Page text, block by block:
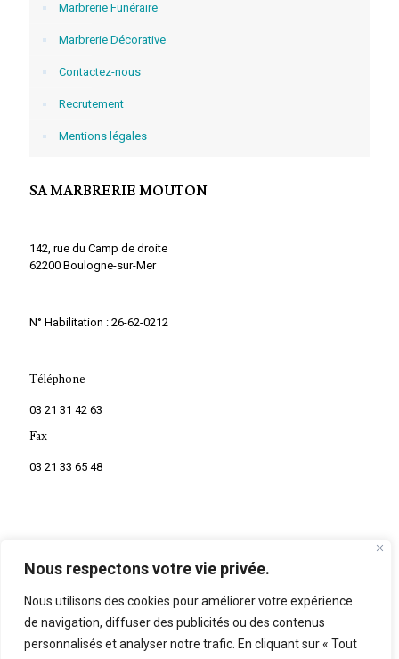
Nous respectons votre vie privée.
Nous utilisons des cookies pour améliorer votre expérience
de navigation, diffuser des publicités ou des contenus
personnalisés et analyser notre trafic. En cliquant sur « Tout
Marbrerie Funéraire
Marbrerie Décorative
Contactez-nous
Recrutement
Mentions légales
SA MARBRERIE MOUTON
142, rue du Camp de droite
62200 Boulogne-sur-Mer
N° Habilitation : 26-62-0212
Téléphone
03 21 31 42 63
Fax
03 21 33 65 48
©2026Marbrerie Mouton. Tous droits réservés.